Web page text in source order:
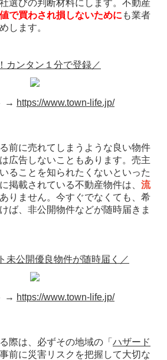
選びの判断材料にします。不動産
で買わされ損しないために も業者
します。
カンタン１分で登録／
→ https://www.town-life.jp/
前に売れてしまうような良い物件
広告しないこともあります。売主
ることを知られたくないといった
掲載されている不動産物件は、 流
りません。今すぐでなくても、希
ば、非公開物件などが随時届きま
未公開優良物件が随時届く／
→ https://www.town-life.jp/
際は、必ずその地域の「 ハザード
前に災害リスクを把握して大切な